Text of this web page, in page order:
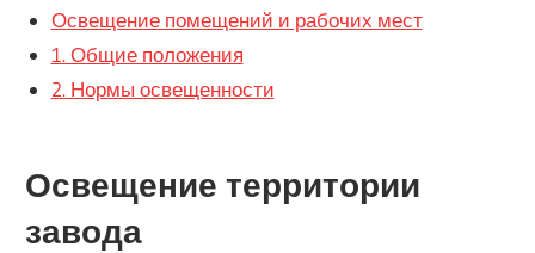
Освещение помещений и рабочих мест
1. Общие положения
2. Нормы освещенности
Освещение территории
завода